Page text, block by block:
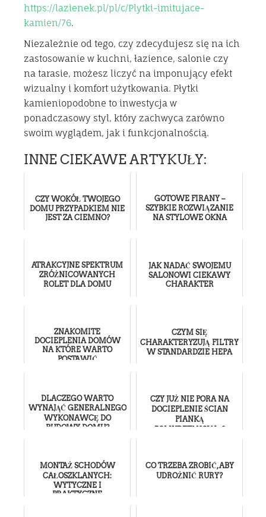
https://lazienek.pl/pl/c/Plytki-imitujace-
kamien/76.
Niezależnie od tego, czy zdecydujesz się na ich
zastosowanie w kuchni, łazience, salonie czy
na tarasie, możesz liczyć na imponujący efekt
wizualny i komfort użytkowania. Płytki
kamieniopodobne to inwestycja w
ponadczasowy styl, który zachwyca zarówno
swoim wyglądem, jak i funkcjonalnością.
INNE CIEKAWE ARTYKUŁY:
CZY WOKÓŁ TWOJEGO
DOMU PRZYPADKIEM NIE
JEST ZA CIEMNO?
GOTOWE FIRANY –
SZYBKIE ROZWIĄZANIE
NA STYLOWE OKNA
ATRAKCYJNE SPEKTRUM
ZRÓŻNICOWANYCH
ROLET DLA DOMU
JAK NADAĆ SWOJEMU
SALONOWI CIEKAWY
CHARAKTER
ZNAKOMITE
DOCIEPLENIA DOMÓW
NA KTÓRE WARTO
POSTAWIĆ
CZYM SIĘ
CHARAKTERYZUJĄ FILTRY
W STANDARDZIE HEPA
DLACZEGO WARTO
WYNAJĄĆ GENERALNEGO
WYKONAWCĘ DO
BUDOWY DOMU?
CZY JUŻ NIE PORA NA
DOCIEPLENIE ŚCIAN
PIANKĄ
POLIURETANOWĄ?
MONTAŻ SCHODÓW
CAŁOSZKLANYCH:
WYTYCZNE I
PRAKTYCZNE
CO TRZEBA ZROBIĆ, ABY
UDROŻNIĆ RURY?